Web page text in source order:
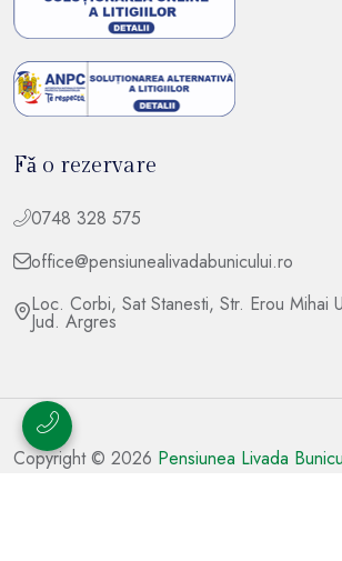
Fǎ o rezervare
0748 328 575
office@pensiunealivadabunicului.ro
Loc. Corbi, Sat Stanesti, Str. Erou Mihai
Jud. Argres
Copyright © 2026 Pensiunea Livada